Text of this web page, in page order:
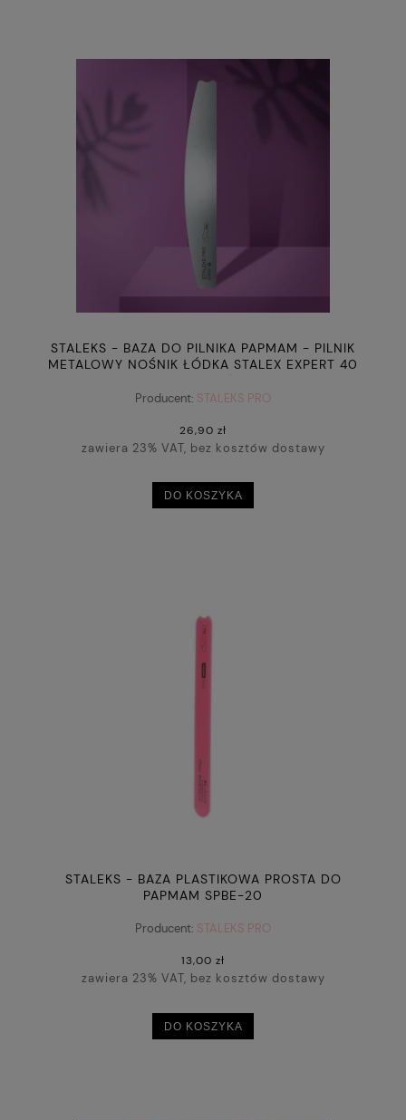
STALEKS - BAZA DO PILNIKA PAPMAM - PILNIK
METALOWY NOŚNIK ŁÓDKA STALEX EXPERT 40
Producent: STALEKS PRO
26,90 zł
zawiera 23% VAT, bez kosztów dostawy
DO KOSZYKA
STALEKS - BAZA PLASTIKOWA PROSTA DO
PAPMAM SPBE-20
Producent: STALEKS PRO
13,00 zł
zawiera 23% VAT, bez kosztów dostawy
DO KOSZYKA